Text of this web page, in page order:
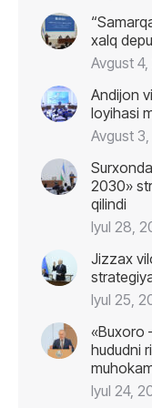
xalq
Avgust
Andijon
loyihasi
Avgust
2030»
qilindi
Iyul 28,
Jizzax
Iyul 25,
«Buxoro
hududni
Iyul 24,